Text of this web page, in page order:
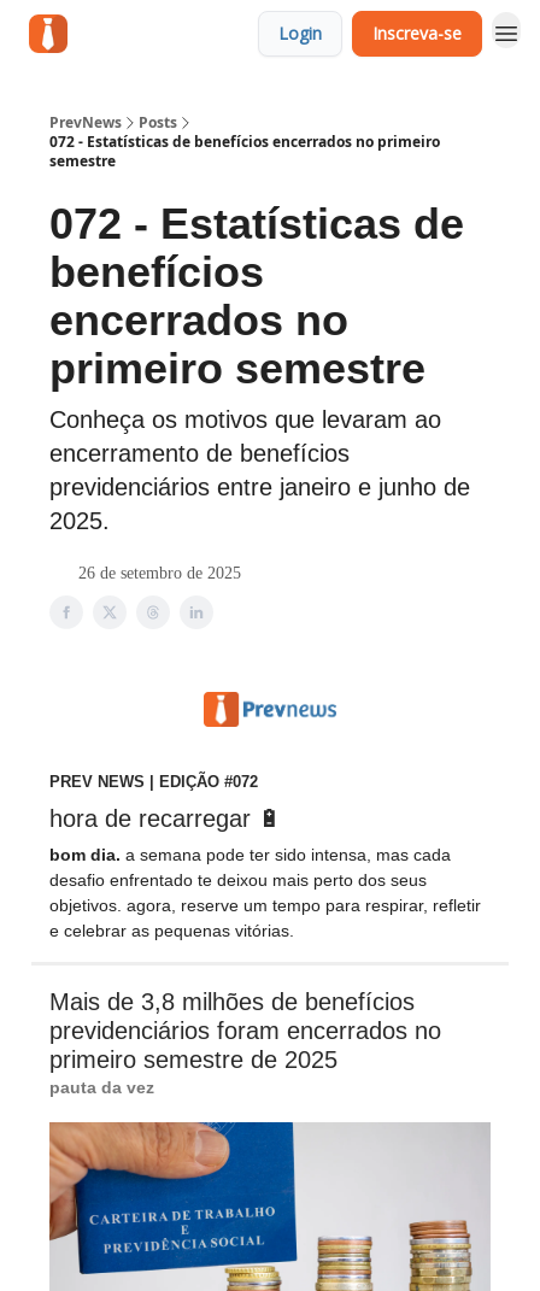
Login Inscreva-se
PrevNews
Posts
072 - Estatísticas de benefícios encerrados no primeiro
semestre
072 - Estatísticas de
benefícios
encerrados no
primeiro semestre
Conheça os motivos que levaram ao
encerramento de benefícios
previdenciários entre janeiro e junho de
2025.
26 de setembro de 2025
PREV NEWS | EDIÇÃO #072
hora de recarregar 🔋
bom dia. a semana pode ter sido intensa, mas cada
desafio enfrentado te deixou mais perto dos seus
objetivos. agora, reserve um tempo para respirar, refletir
e celebrar as pequenas vitórias.
Mais de 3,8 milhões de benefícios
previdenciários foram encerrados no
primeiro semestre de 2025
pauta da vez